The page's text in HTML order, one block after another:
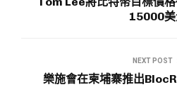
15000
NEXT POST
樂施會在柬埔寨推出